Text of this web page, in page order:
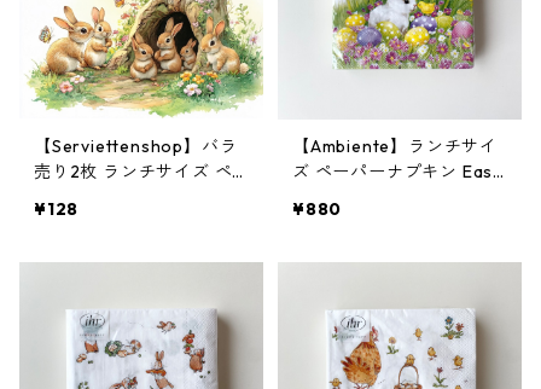
【Serviettenshop】バラ
売り2枚 ランチサイズ ペ
mily in Tree ホワイト
¥128
【Ambiente】ランチサイ
ズ ペーパーナプキン East
入り
¥880